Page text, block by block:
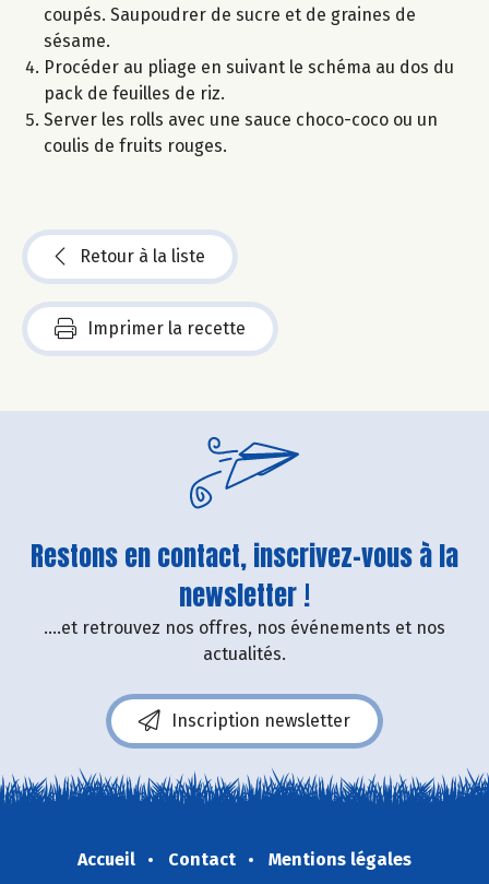
coupés. Saupoudrer de sucre et de graines de
sésame.
Procéder au pliage en suivant le schéma au dos du
pack de feuilles de riz.
Server les rolls avec une sauce choco-coco ou un
coulis de fruits rouges.
Retour à la liste
Imprimer la recette
Restons en contact, inscrivez-vous à la
newsletter !
....et retrouvez nos offres, nos événements et nos
actualités.
Inscription newsletter
Accueil Contact
Mentions légales